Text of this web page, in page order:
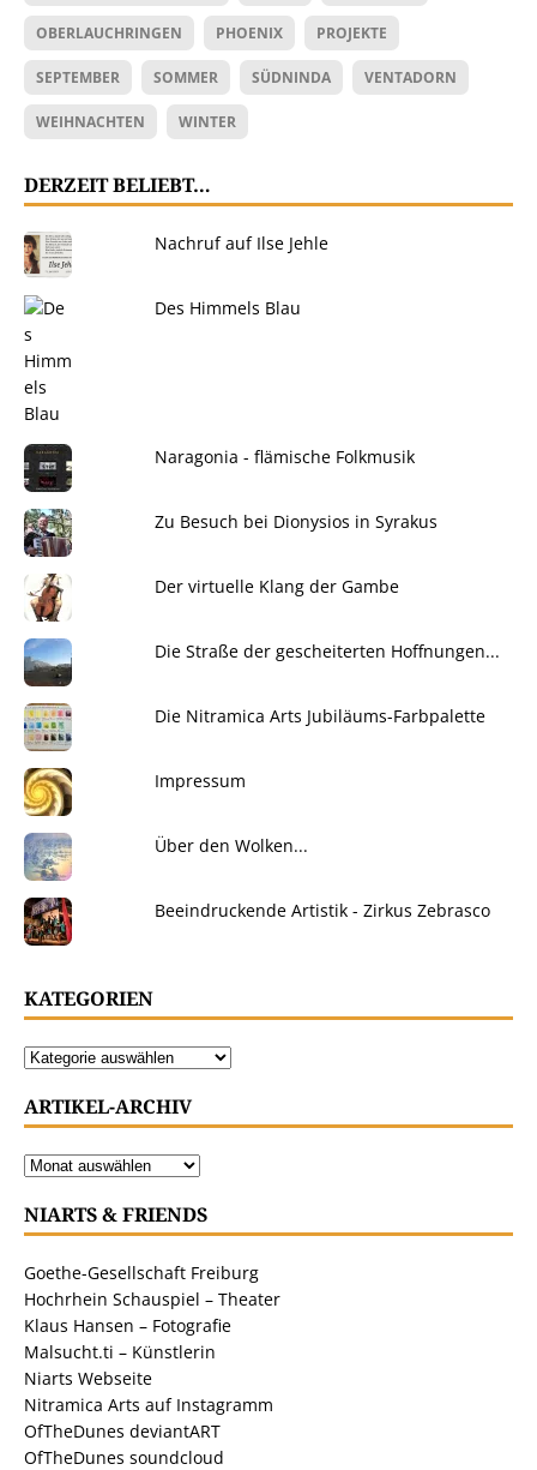
OBERLAUCHRINGEN PHOENIX PROJEKTE
SEPTEMBER SOMMER SÜDNINDA VENTADORN
WEIHNACHTEN WINTER
DERZEIT BELIEBT…
Nachruf auf Ilse Jehle
Des Himmels Blau
Naragonia - flämische Folkmusik
Zu Besuch bei Dionysios in Syrakus
Der virtuelle Klang der Gambe
Die Straße der gescheiterten Hoffnungen...
Die Nitramica Arts Jubiläums-Farbpalette
Impressum
Über den Wolken...
Beeindruckende Artistik - Zirkus Zebrasco
KATEGORIEN
ARTIKEL-ARCHIV
NIARTS & FRIENDS
Goethe-Gesellschaft Freiburg
Hochrhein Schauspiel – Theater
Klaus Hansen – Fotografie
Malsucht.ti – Künstlerin
Niarts Webseite
Nitramica Arts auf Instagramm
OfTheDunes deviantART
OfTheDunes soundcloud